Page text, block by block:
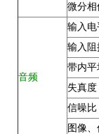
微分相
音频
输入电
输入阻
带内平
失真度
信噪比
图像